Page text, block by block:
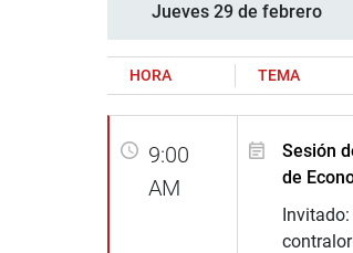
Jueves 29 de febrero
HORA TEMA
9:00
AM
Sesión
de
Invitado: